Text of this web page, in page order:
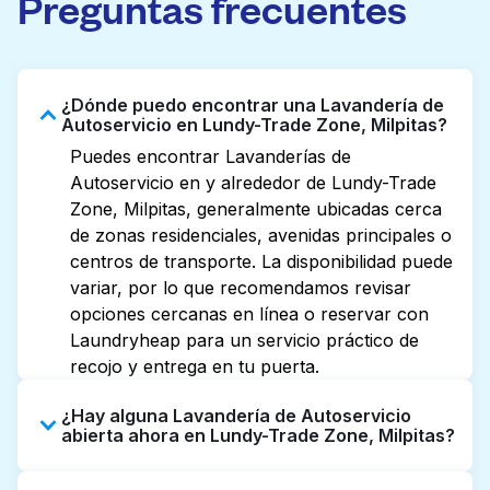
¿Dónde puedo encontrar una Lavandería de
Autoservicio en Lundy-Trade Zone, Milpitas?
Puedes encontrar Lavanderías de
Autoservicio en y alrededor de Lundy-Trade
Zone, Milpitas, generalmente ubicadas cerca
de zonas residenciales, avenidas principales o
centros de transporte. La disponibilidad puede
variar, por lo que recomendamos revisar
opciones cercanas en línea o reservar con
Laundryheap para un servicio práctico de
recojo y entrega en tu puerta.
¿Hay alguna Lavandería de Autoservicio
abierta ahora en Lundy-Trade Zone, Milpitas?